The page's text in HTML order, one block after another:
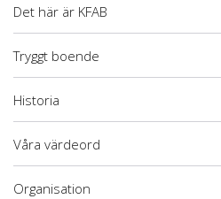
Det här är KFAB
Tryggt boende
Historia
Våra värdeord
Organisation